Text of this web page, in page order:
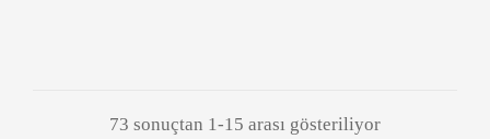
73 sonuçtan 1-15 arası gösteriliyor